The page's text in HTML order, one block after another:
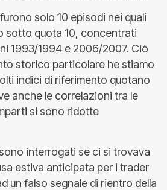
solo 10 episodi nei quali
sotto quota 10, concentrati
1993/1994 e 2006/2007. Ciò
storico particolare he stiamo
indici di riferimento quotano
anche le correlazioni tra le
si sono ridotte
interrogati se ci si trovava
estiva anticipata per i trader
un falso segnale di rientro della